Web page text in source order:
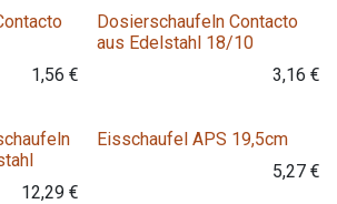
Variante
1,56 €
Variante
Dosierschaufeln Contacto
aus Edelstahl 18/10
3,16 €
Variante
12,29€
Eisschaufel APS 19,5cm
5,27€